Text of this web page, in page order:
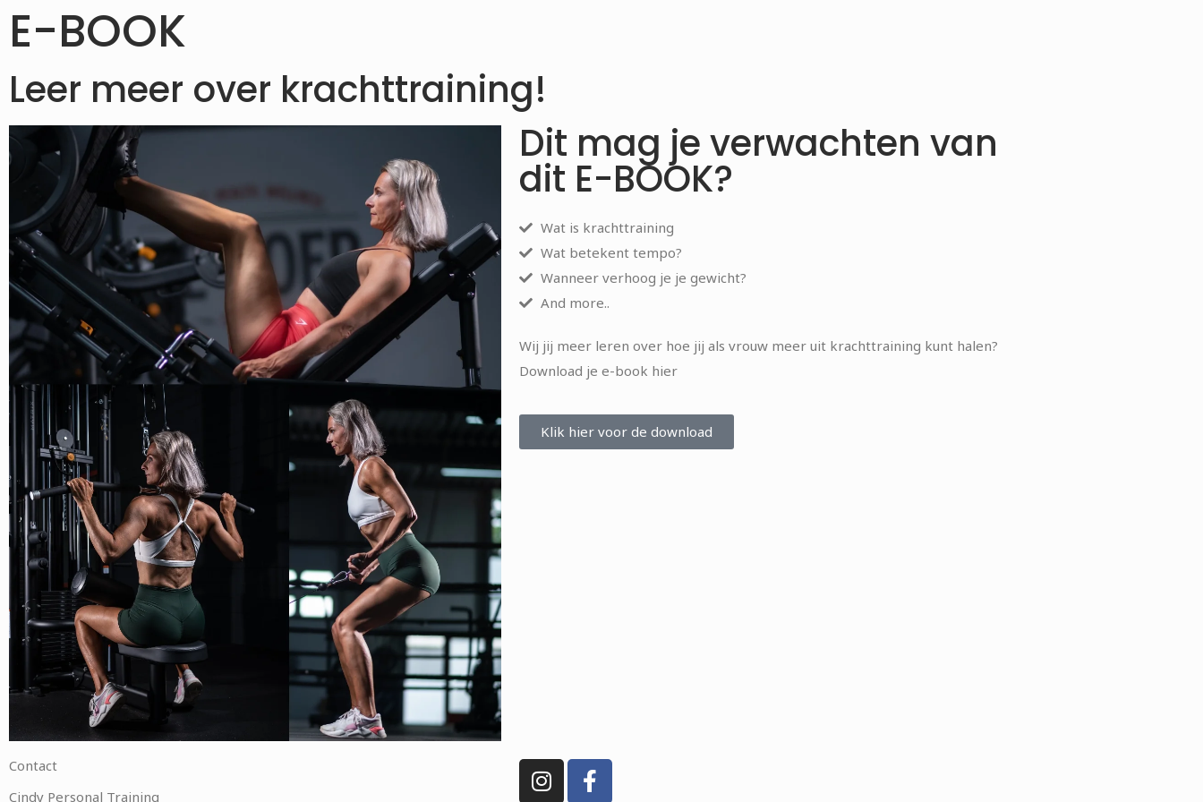
E-BOOK
Leer meer over krachttraining!
Dit mag je verwachten van
dit E-BOOK?
Wat is krachttraining
Wat betekent tempo?
Wanneer verhoog je je gewicht?
And more..
Wij jij meer leren over hoe jij als vrouw meer uit krachttraining kunt halen?
Download je e-book hier
Klik hier voor de download
Contact
Cindy Personal Training